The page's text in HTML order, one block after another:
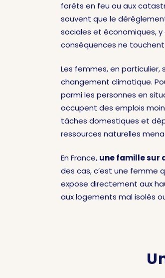
forêts en feu ou aux
souvent que le
sociales et économiques,
conséquences ne
Les femmes, en
changement climatique.
parmi les personnes en
occupent des emplois
tâches domestiques et
ressources naturelles
En France, une famille sur
des cas, c’est une femme
expose directement aux
aux logements mal isolés